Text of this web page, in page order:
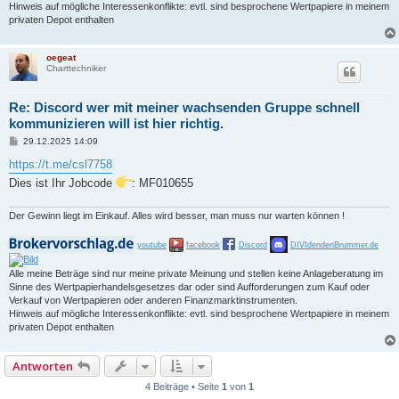
Hinweis auf mögliche Interessenkonflikte: evtl. sind besprochene Wertpapiere in meinem
privaten Depot enthalten
oegeat
Charttechniker
Re: Discord wer mit meiner wachsenden Gruppe schnell
kommunizieren will ist hier richtig.
B
i
t
r
29.12.2025 14:09
https://t.me/csl7758
Dies ist Ihr Jobcode
: MF010655
Der Gewinn liegt im Einkauf. Alles wird besser, man muss nur warten können !
youtube facebook Discord DIVIdendenBrummer.de
Alle meine Beträge sind nur meine private Meinung und stellen keine Anlageberatung im
Sinne des Wertpapierhandelsgesetzes dar oder sind Aufforderungen zum Kauf oder
Verkauf von Wertpapieren oder anderen Finanzmarktinstrumenten.
Hinweis auf mögliche Interessenkonflikte: evtl. sind besprochene Wertpapiere in meinem
privaten Depot enthalten
Antworten
4 Beiträge • Seite 1 von 1